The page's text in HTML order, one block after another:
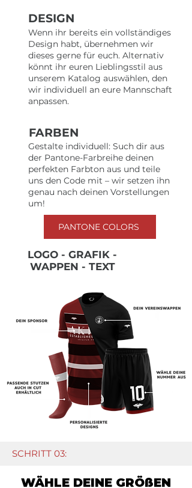
DESIGN
Wenn ihr bereits ein vollständiges
Design habt, übernehmen wir
dieses gerne für euch. Alternativ
könnt ihr euren Lieblingsstil aus
unserem Katalog auswählen, den
wir individuell an eure Mannschaft
anpassen.
FARBEN
Gestalte individuell: Such dir aus
der Pantone-Farbreihe deinen
perfekten Farbton aus und teile
uns den Code mit – wir setzen ihn
genau nach deinen Vorstellungen
um!
PANTONE COLORS
LOGO - GRAFIK -
WAPPEN - TEXT
SCHRITT 03:
WÄHLE DEINE GRÖßEN